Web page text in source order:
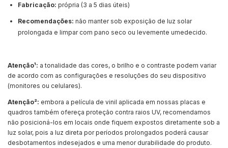
Fabricação: própria (3 a 5 dias úteis)
Recomendações: não manter sob exposição de luz solar
prolongada e limpar com pano seco ou levemente umedecido.
Atenção¹: a tonalidade das cores, o brilho e o contraste podem variar
de acordo com as configurações e resoluções do seu dispositivo
(monitores ou celulares).
Atenção²: embora a película de vinil aplicada em nossas placas e
quadros também ofereça proteção contra raios UV, recomendamos
não posicioná-los em locais onde fiquem expostos diretamente sob a
luz solar, pois a luz direta por períodos prolongados poderá causar
desbotamentos indesejados e uma menor durabilidade do produto.